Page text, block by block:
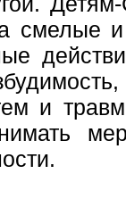
смелые
и